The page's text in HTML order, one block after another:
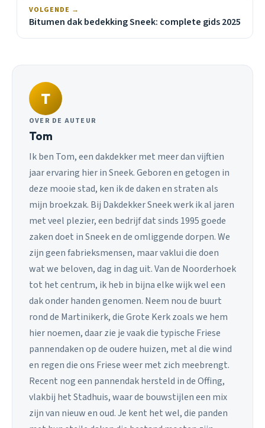
VOLGENDE →
Bitumen dak bedekking Sneek: complete gids 2025
T
OVER DE AUTEUR
Tom
Ik ben Tom, een dakdekker met meer dan vijftien
jaar ervaring hier in Sneek. Geboren en getogen in
deze mooie stad, ken ik de daken en straten als
mijn broekzak. Bij Dakdekker Sneek werk ik al jaren
met veel plezier, een bedrijf dat sinds 1995 goede
zaken doet in Sneek en de omliggende dorpen. We
zijn geen fabrieksmensen, maar vaklui die doen
wat we beloven, dag in dag uit. Van de Noorderhoek
tot het centrum, ik heb in bijna elke wijk wel een
dak onder handen genomen. Neem nou de buurt
rond de Martinikerk, die Grote Kerk zoals we hem
hier noemen, daar zie je vaak die typische Friese
pannendaken op de oudere huizen, met al die wind
en regen die ons Friese weer met zich meebrengt.
Recent nog een pannendak hersteld in de Offing,
vlakbij het Stadhuis, waar de bouwstijlen een mix
zijn van nieuw en oud. Je kent het wel, die panden